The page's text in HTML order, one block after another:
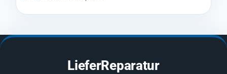
LieferReparatur